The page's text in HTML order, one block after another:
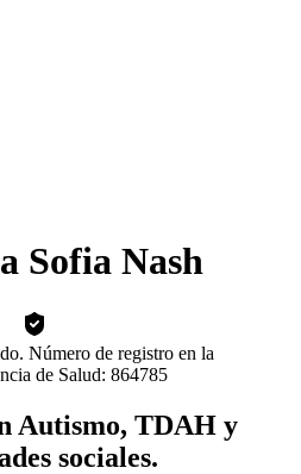
Sofia Nash
Número de registro en la
de Salud: 864785
Autismo, TDAH y
sociales.